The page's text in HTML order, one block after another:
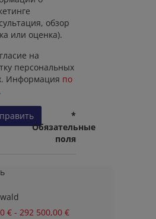
обзор
или оценка).
на
персональных
Информация по
.
*
Обязательные
поля
€ - 292 500,00 €